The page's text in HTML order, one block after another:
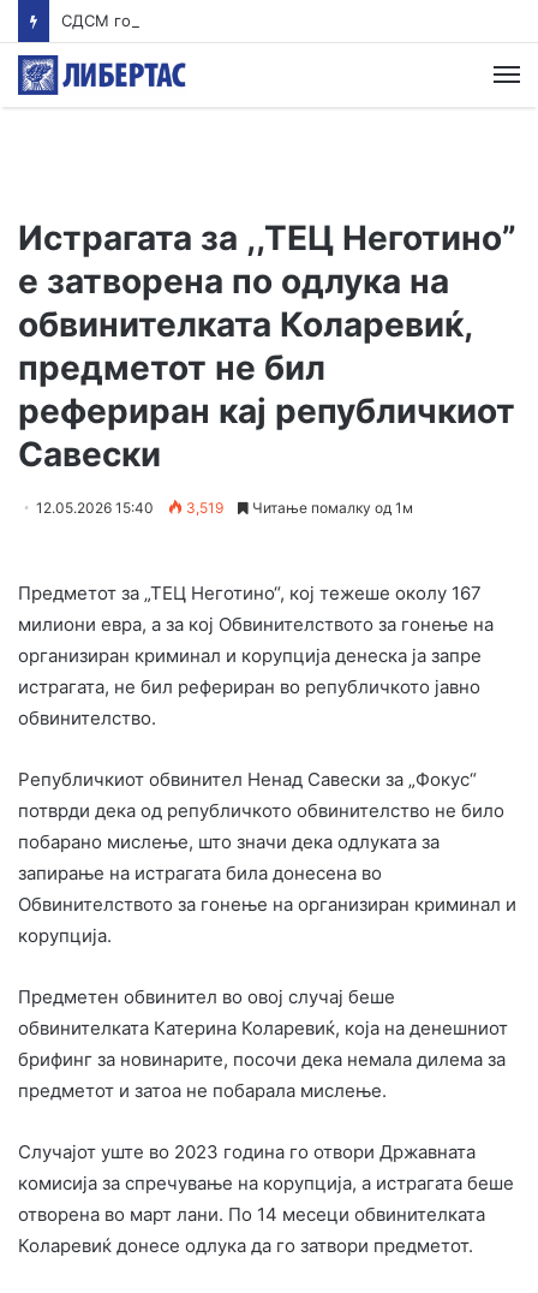
Истрагата за ,,ТЕЦ Неготино”
е затворена по одлука на
обвинителката Коларевиќ,
предметот не бил
рефериран кај републичкиот
Савески
12.05.2026 15:40 3,519 Читање помалку од 1м
Предметот за „ТЕЦ Неготино“, кој тежеше околу 167
милиони евра, а за кој Обвинителството за гонење на
организиран криминал и корупција денеска ја запре
истрагата, не бил рефериран во републичкото јавно
обвинителство.
Републичкиот обвинител Ненад Савески за „Фокус“
потврди дека од републичкото обвинителство не било
побарано мислење, што значи дека одлуката за
запирање на истрагата била донесена во
Обвинителството за гонење на организиран криминал и
корупција.
Предметен обвинител во овој случај беше
обвинителката Катерина Коларевиќ, која на денешниот
брифинг за новинарите, посочи дека немала дилема за
предметот и затоа не побарала мислење.
Случајот уште во 2023 година го отвори Државната
комисија за спречување на корупција, а истрагата беше
отворена во март лани. По 14 месеци обвинителката
Коларевиќ донесе одлука да го затвори предметот.